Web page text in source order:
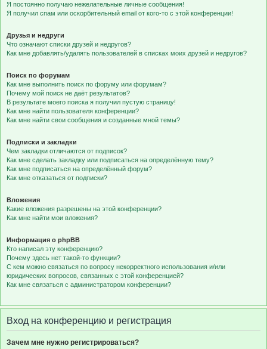
Я постоянно получаю нежелательные личные сообщения!
Я получил спам или оскорбительный email от кого-то с этой конференции!
Друзья и недруги
Что означают списки друзей и недругов?
Как мне добавлять/удалять пользователей в списках моих друзей и недругов?
Поиск по форумам
Как мне выполнить поиск по форуму или форумам?
Почему мой поиск не даёт результатов?
В результате моего поиска я получил пустую страницу!
Как мне найти пользователя конференции?
Как мне найти свои сообщения и созданные мной темы?
Подписки и закладки
Чем закладки отличаются от подписок?
Как мне сделать закладку или подписаться на определённую тему?
Как мне подписаться на определённый форум?
Как мне отказаться от подписки?
Вложения
Какие вложения разрешены на этой конференции?
Как мне найти мои вложения?
Информация о phpBB
Кто написал эту конференцию?
Почему здесь нет такой-то функции?
С кем можно связаться по вопросу некорректного использования и/или
юридических вопросов, связанных с этой конференцией?
Как мне связаться с администратором конференции?
Вход на конференцию и регистрация
Зачем мне нужно регистрироваться?